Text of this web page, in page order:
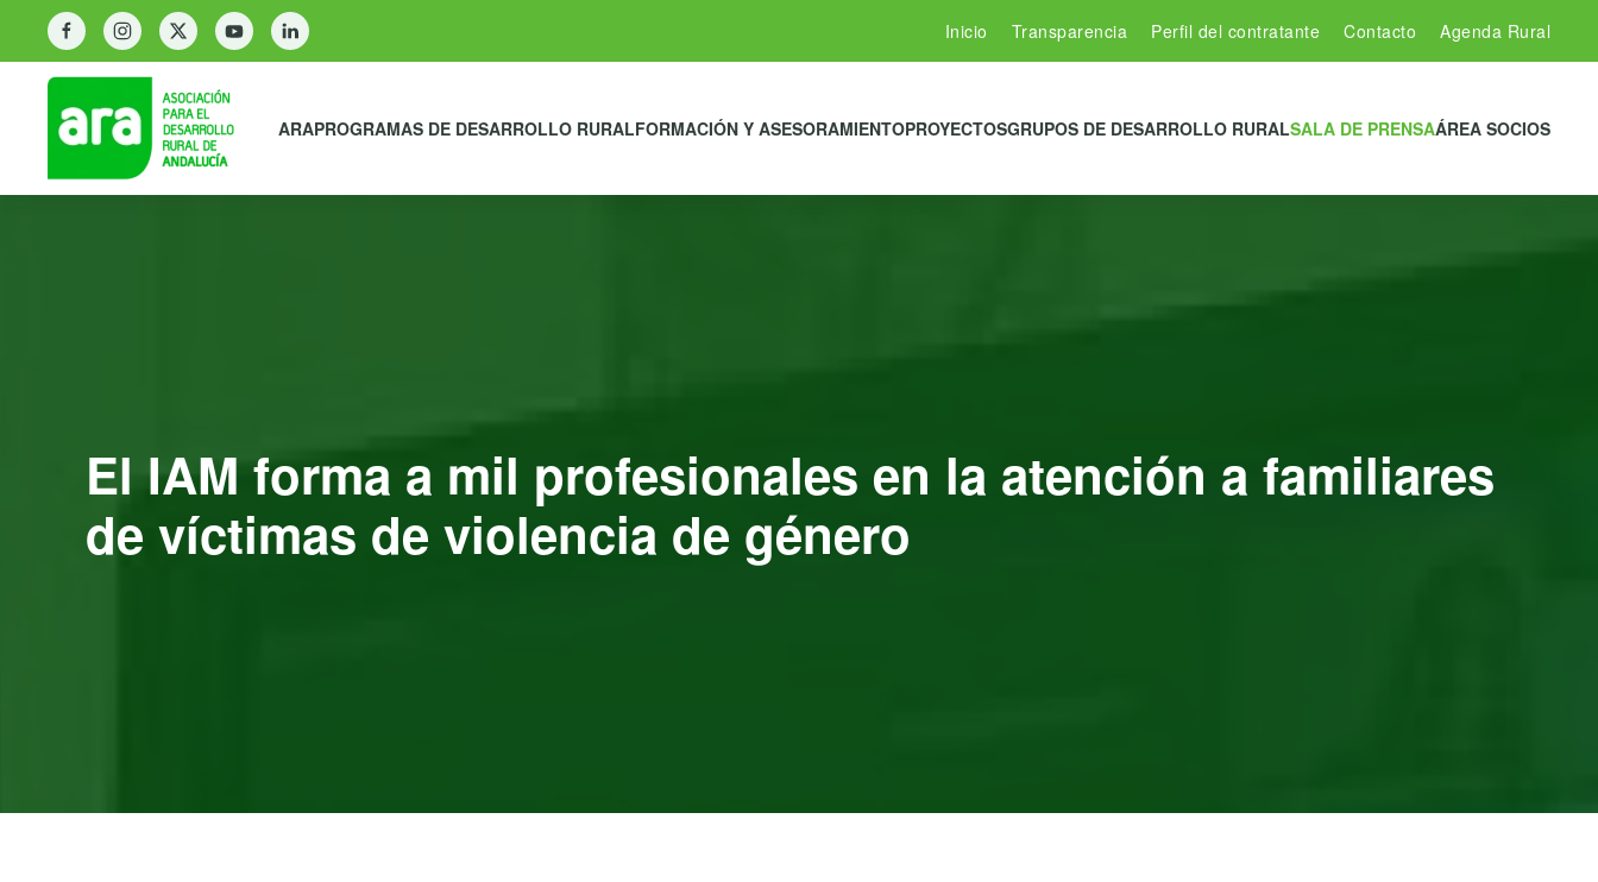
Inicio Transparencia Perfil del contratante Contacto Agenda Rural
ARAPROGRAMAS DE DESARROLLO RURALFORMACIÓN Y ASESORAMIENTOPROYECTOSGRUPOS DE DESARROLLO RURALSALA DE PRENSAÁREA SOCIOS
El IAM forma a mil profesionales en la atención a familiares
de víctimas de violencia de género